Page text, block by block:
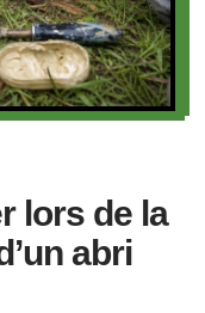
lors de la
abri